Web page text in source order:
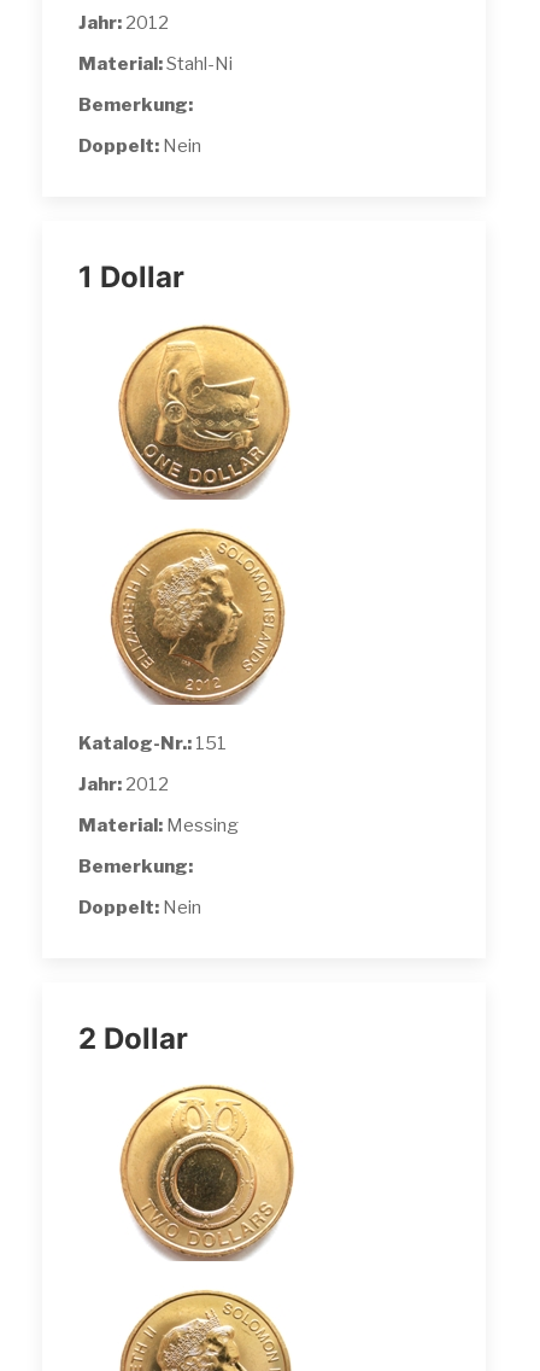
Jahr: 2012
Material:Stahl-Ni
Bemerkung:
Doppelt: Nein
1 Dollar
Katalog-Nr.: 151
Jahr: 2012
Material: Messing
Bemerkung:
Doppelt: Nein
2 Dollar